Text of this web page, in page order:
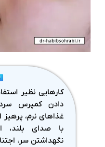
کارهایی نظیر
دادن کمپرس
غذاهای نرم،
با صدای بلند،
نگهداشتن سر،